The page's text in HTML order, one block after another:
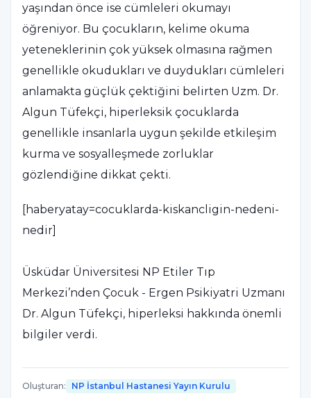
yaşından önce ise cümleleri okumayı
öğreniyor. Bu çocukların, kelime okuma
yeteneklerinin çok yüksek olmasına rağmen
genellikle okudukları ve duydukları cümleleri
anlamakta güçlük çektiğini belirten Uzm. Dr.
Algun Tüfekçi, hiperleksik çocuklarda
genellikle insanlarla uygun şekilde etkileşim
kurma ve sosyalleşmede zorluklar
gözlendiğine dikkat çekti.
[haberyatay=cocuklarda-kiskancligin-nedeni-
nedir]
Üsküdar Üniversitesi NP Etiler Tıp
Merkezi’nden Çocuk - Ergen Psikiyatri Uzmanı
Dr. Algun Tüfekçi, hiperleksi hakkında önemli
bilgiler verdi.
Tüfekçi, “Hiperleksi, zayıf anlama becerisiyle
ileri okuma becerisinin birlikte bulunması,
Oluşturan:
NP İstanbul Hastanesi Yayın Kurulu